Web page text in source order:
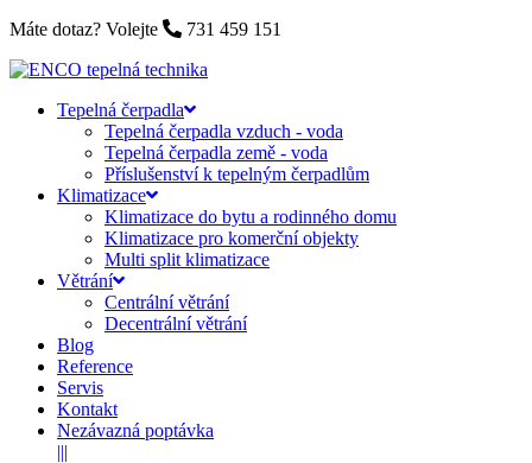
Máte dotaz? Volejte 731 459 151
Tepelná čerpadla
Tepelná čerpadla vzduch - voda
Tepelná čerpadla země - voda
Příslušenství k tepelným čerpadlům
Klimatizace
Klimatizace do bytu a rodinného domu
Klimatizace pro komerční objekty
Multi split klimatizace
Větrání
Centrální větrání
Decentrální větrání
Blog
Reference
Servis
Kontakt
Nezávazná poptávka
|||